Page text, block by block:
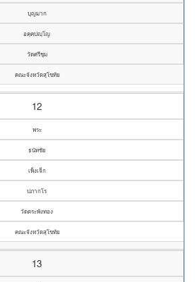
บุญมาก
อคฺคปญฺโญ
วัดศรีชุม
คณะจังหวัดสุโขทัย
12
พระ
ธนัทชัย
เพ็งเจ็ก
ปภากโร
วัดตระพังทอง
คณะจังหวัดสุโขทัย
13